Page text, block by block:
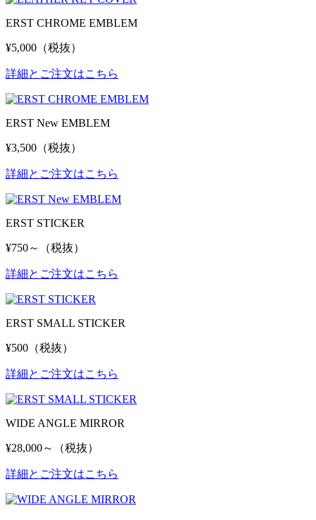
ERST CHROME EMBLEM
¥5,000（税抜）
詳細とご注文はこちら
ERST New EMBLEM
¥3,500（税抜）
詳細とご注文はこちら
ERST STICKER
¥750～（税抜）
詳細とご注文はこちら
ERST SMALL STICKER
¥500（税抜）
詳細とご注文はこちら
WIDE ANGLE MIRROR
¥28,000～（税抜）
詳細とご注文はこちら